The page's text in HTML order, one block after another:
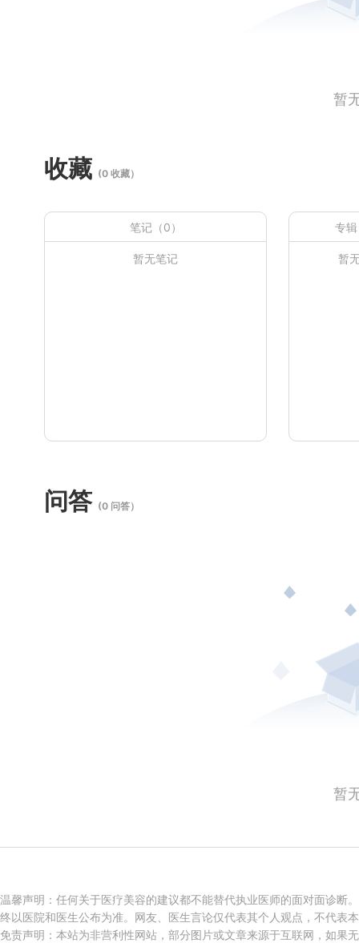
暂
收藏 (0 收藏）
笔记（0）
暂无笔记
专
暂
问答 (0 问答）
暂
温馨声明：任何关于医疗美容的建议都不能替代执业医师的面对面诊断
终以医院和医生公布为准。网友、医生言论仅代表其个人观点，不代表
免责声明：本站为非营利性网站，部分图片或文章来源于互联网，如果